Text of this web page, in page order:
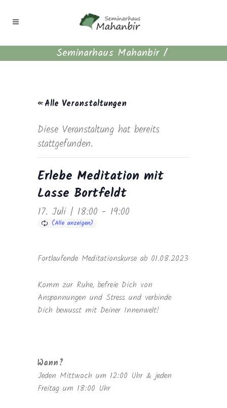
Seminarhaus Mahanbir/
« Alle Veranstaltungen
Diese Veranstaltung hat bereits
stattgefunden.
Erlebe Meditation mit
Lasse Bortfeldt
17. Juli | 18:00 - 19:00
Fortlaufende Meditationskurse ab 01.08.2023
Komm zur Ruhe, befreie Dich von
Anspannungen und Stress und verbinde
Dich bewusst mit Deiner Innenwelt!
Wann?
Jeden Mittwoch um 12:00 Uhr & jeden
Freitag um 18:00 Uhr